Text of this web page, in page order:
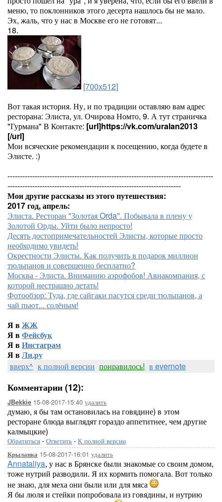
меню, то поклонников этого десерта нашлось бы не мало.
Эх, жаль, что у нас в Москве его не готовят...
18.
[700x512]
Вот такая история. Ну, и по традиции оставляю вам адрес
ресторана: Элиста, ул. Очирова Номто, 9. А тут страничка
"Гурмана" В Контакте: [url]https://vk.com/uralan2013
[/url]
Мои всяческие рекомендации к посещению, когда будете в
Элисте. :)
-----------------------------------------------------------------------------------
----------------------------------------------------------------------
Мои другие рассказы из этого путешествия:
2017 год, апрель:
Элиста. Ресторан "Золотая Orda". Побывала в плену у
Золотой Орды. Уйти было непросто!
Десять достопримечательностей Элисты, которые просто
необходимо увидеть!
Окрестности Элисты. Как получить в подарок миллион
тюльпанов и совершенно бесплатно?
Москва - Элиста. Вниманию аэрофобов! Авиакомпания, с
которой нестрашно летать!
Фотообзор: Туда, где сайгаки пасутся среди тюльпанов, а
чай пьют... солёным!
Я вЖЖ
Я вФейсбук
Я вИнстаграм
Я вЛи.ру
вверх^ к полной версии понравилось! в evernote
Комментарии (12):
JBekkie 15-08-2017-15:40 удалить
думаю, я бы там остановилась на говядине) в этом
ресторане блюда выглядят гораздо аппетитнее, чем другие
калмыцкие)
Обратиться - Ответить - К полной версии
Крыланка 15-08-2017-16:01 удалить
Annataliya, у нас в Брянске были знакомые со своим домом,
тоже нутрий разводили. Я их кормить помогала. Вот только
не знаю, для меха они были или для мяса
Я бы люля и стейки попробовала из говядины, и нутрию